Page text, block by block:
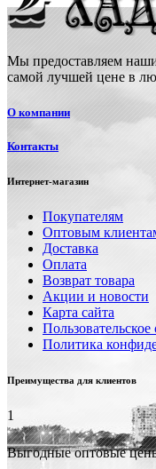
Мы предоставляем
самой лучшей цене в
О компании
Контакты
Интернет-магазин
Покупателям
Оптовым
Доставка
Оплата
Возврат товара
Акции и новости
Карта сайта
Политика
Преимущества для клиентов
1
Выгодные оптовые